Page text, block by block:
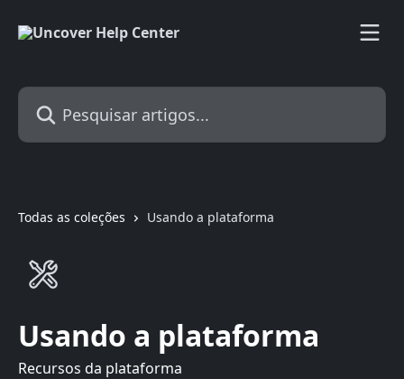
Pesquisar artigos...
Todas as coleções Usando a plataforma
Usando a plataforma
Recursos da plataforma